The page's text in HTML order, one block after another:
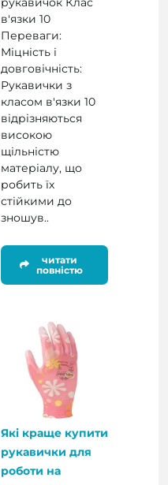
в'язки 10
Переваги:
Міцність і
довговічність:
Рукавички з
класом в'язки 10
відрізняються
високою
щільністю
матеріалу, що
робить їх
стійкими до
зношув..
читати
повністю
Які краще купити
рукавички для
роботи на